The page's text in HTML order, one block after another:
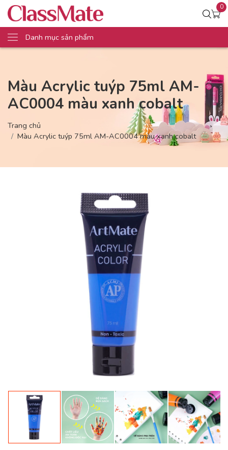
0
Danh mục sản phẩm
Màu Acrylic tuýp 75ml AM-
AC0004 màu xanh cobalt
Trang chủ
Màu Acrylic tuýp 75ml AM-AC0004 màu xanh cobalt